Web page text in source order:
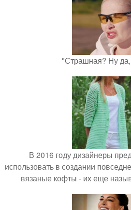
"Страшная? Ну да,
В 2016 году дизайнеры
использовать в создании
вязаные кофты - их еще